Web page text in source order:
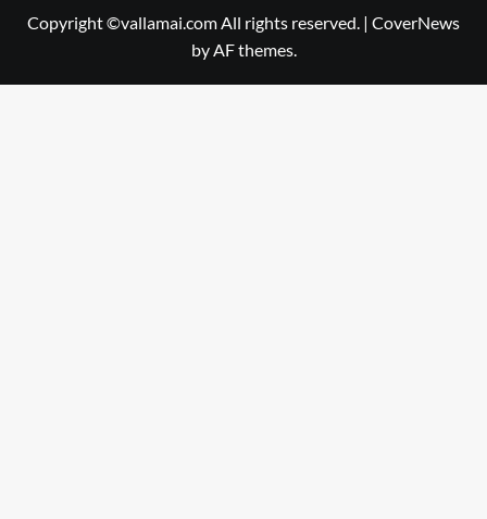
Copyright ©vallamai.com All rights reserved. | CoverNews
by AF themes.